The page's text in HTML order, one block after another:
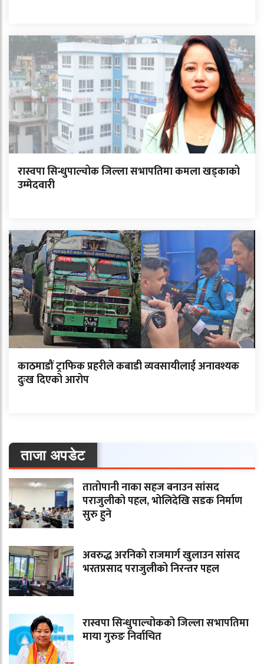
रास्वपा सिन्धुपाल्चोक जिल्ला सभापतिमा कमला खड्काको
उम्मेदवारी
काठमाडौं ट्राफिक प्रहरीले कबाडी व्यवसायीलाई अनावश्यक
दुःख दिएको आरोप
ताजा अपडेट
तातोपानी नाका सहज बनाउन सांसद
पराजुलीको पहल, भोलिदेखि सडक निर्माण
सुरु हुने
अवरुद्ध अरनिको राजमार्ग खुलाउन सांसद
भरतप्रसाद पराजुलीको निरन्तर पहल
रास्वपा सिन्धुपाल्चोकको जिल्ला सभापतिमा
माया गुरुङ निर्वाचित